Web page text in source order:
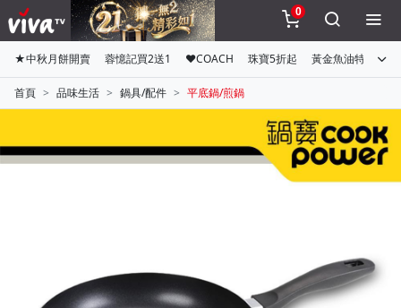
0
★中秋月餅開賣 蓉憶記買2送1 ♥COACH 珠寶5折起 黃金魚油特惠組
首頁 品味生活 鍋具/配件 平底鍋/煎鍋